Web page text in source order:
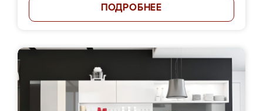
ПОДРОБНЕЕ